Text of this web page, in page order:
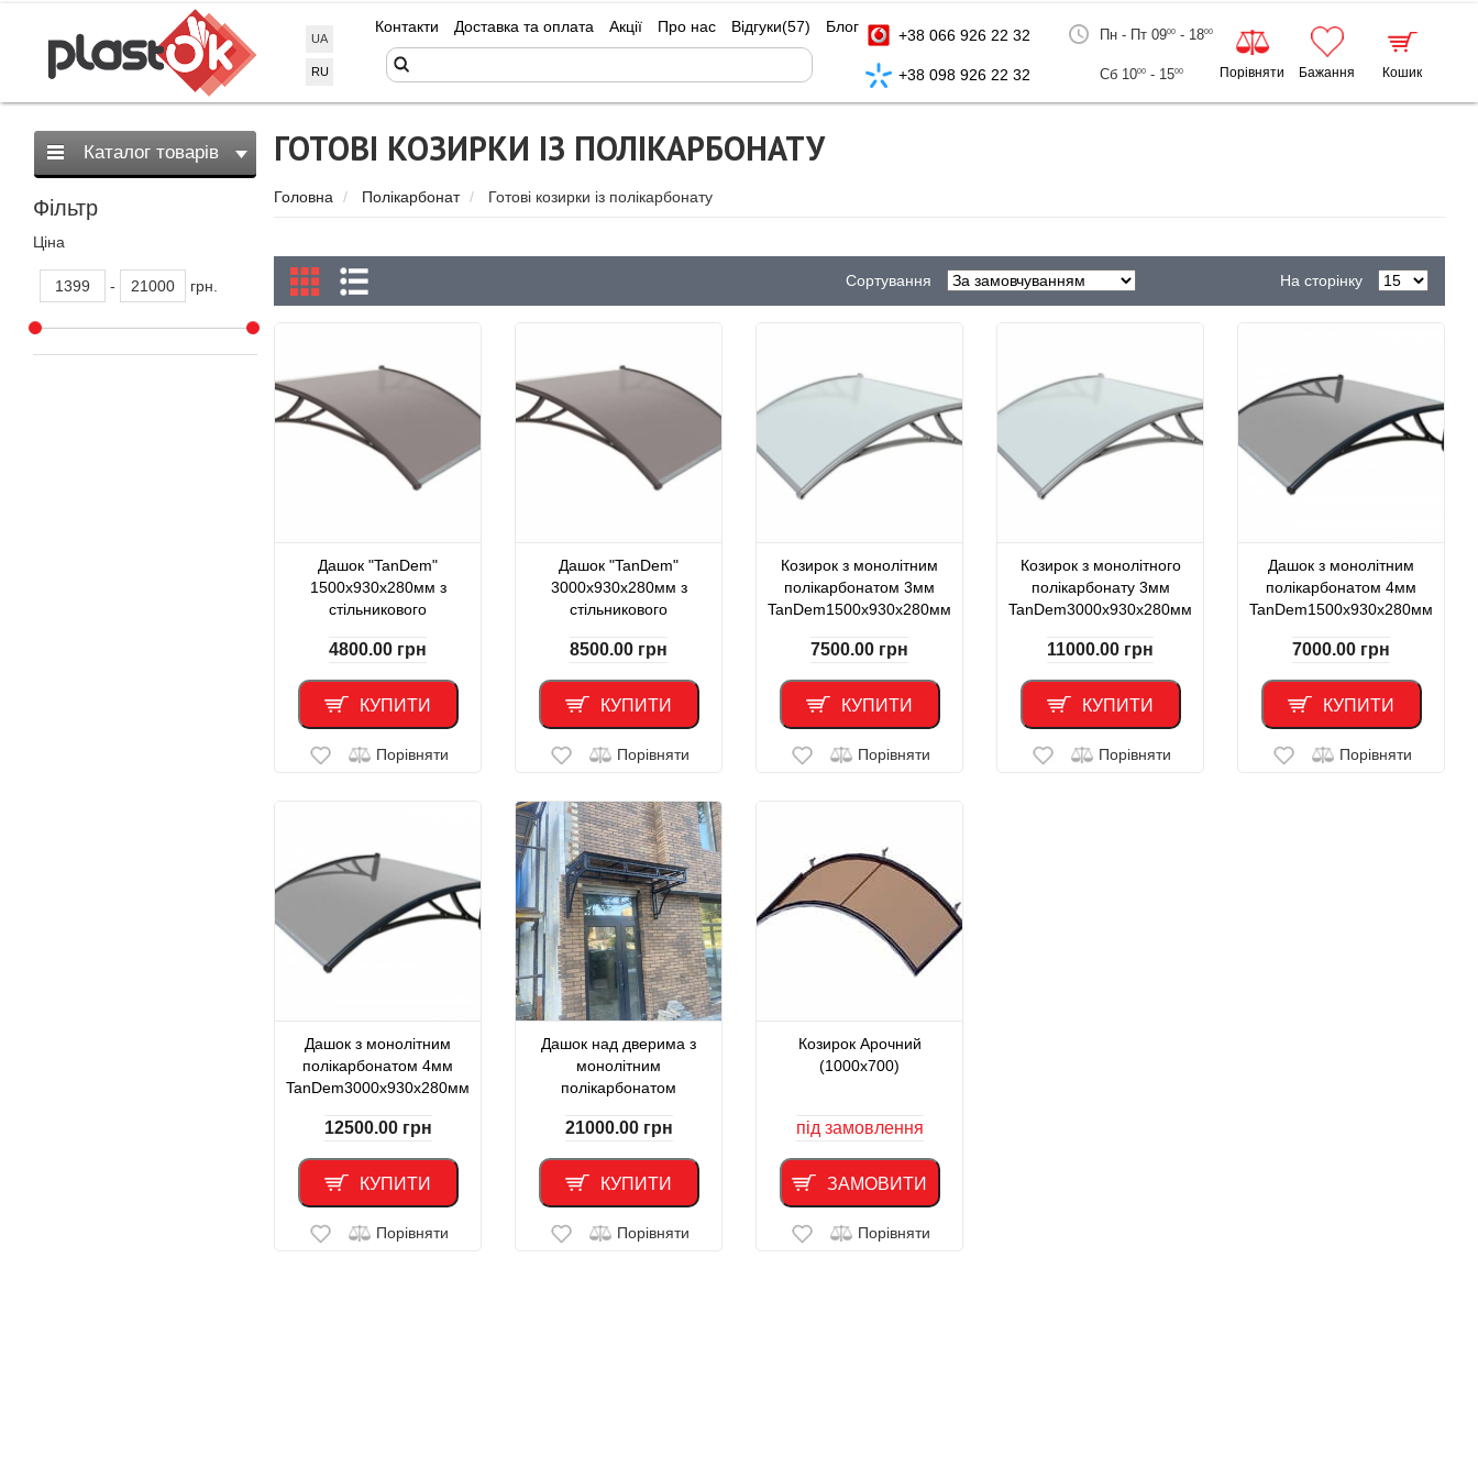
UA
RU
Контакти Доставка та оплата Акції Про нас Відгуки(57) Блог +38 066 926 22 32
+38 098 926 22 32
Пн - Пт 0900- 1800
Сб 1000- 1500 Порівняти Бажання Кошик
Каталог товарів
Фільтр
Ціна
- грн.
ГОТОВІ КОЗИРКИ ІЗ ПОЛІКАРБОНАТУ
Головна Полікарбонат Готові козирки із полікарбонату
Сортування На сторінку
Дашок "TanDem"
1500х930х280мм з
стільникового
4800.00 грн
КУПИТИ
Порівняти
Дашок "TanDem"
3000х930х280мм з
стільникового
8500.00 грн
КУПИТИ
Порівняти
Козирок з монолітним
полікарбонатом 3мм
TanDem1500х930х280мм
7500.00 грн
КУПИТИ
Порівняти
Козирок з монолітного
полікарбонату 3мм
TanDem3000х930х280мм
11000.00 грн
КУПИТИ
Порівняти
Дашок з монолітним
полікарбонатом 4мм
TanDem1500х930х280мм
7000.00 грн
КУПИТИ
Порівняти
Дашок з монолітним
полікарбонатом 4мм
TanDem3000х930х280мм
12500.00 грн
КУПИТИ
Порівняти
Дашок над дверима з
монолітним
полікарбонатом
21000.00 грн
КУПИТИ
Порівняти
Козирок Арочний
(1000х700)
під замовлення
ЗАМОВИТИ
Порівняти